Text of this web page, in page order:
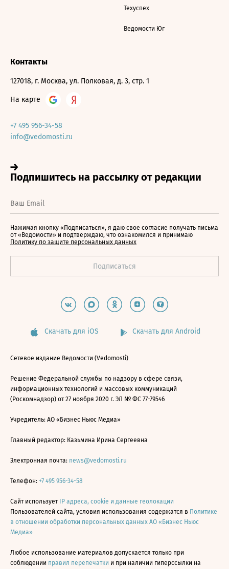
Техуспех
Ведомости Юг
Контакты
127018, г. Москва, ул. Полковая, д. 3, стр. 1
На карте
+7 495 956-34-58
info@vedomosti.ru
Нажимая кнопку «Подписаться», я даю свое согласие получать письма
от «Ведомости» и подтверждаю, что ознакомился и принимаю
Политику по защите персональных данных
Скачать для iOS Скачать для Android
Сетевое издание Ведомости (Vedomosti)
Решение Федеральной службы по надзору в сфере связи,
информационных технологий и массовых коммуникаций
(Роскомнадзор) от 27 ноября 2020 г. ЭЛ № ФС 77-79546
Учредитель: АО «Бизнес Ньюс Медиа»
Главный редактор: Казьмина Ирина Сергеевна
Электронная почта: news@vedomosti.ru
Телефон: +7 495 956-34-58
Сайт использует IP адреса, cookie и данные геолокации
Пользователей сайта, условия использования содержатся в Политике
в отношении обработки персональных данных АО «Бизнес Ньюс
Медиа»
Любое использование материалов допускается только при
соблюдении правил перепечатки и при наличии гиперссылки на